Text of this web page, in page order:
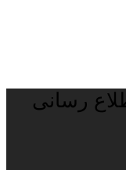
رسانی